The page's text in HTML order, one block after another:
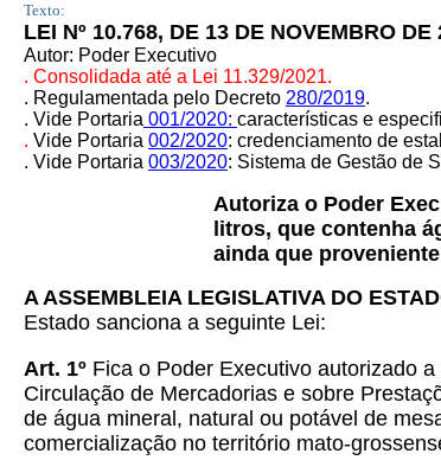
Texto:
LEI Nº 10.768, DE 13 DE NOVEMBRO DE
Autor: Poder Executivo
. Consolidada até a Lei 11.329/2021.
. Regulamentada pelo Decreto 280/2019.
. Vide Portaria 001/2020: características e
. Vide Portaria 002/2020: credenciamento de
. Vide Portaria 003/2020: Sistema de Gestão de
Autoriza o Poder
litros, que contenha
ainda que
A ASSEMBLEIA LEGISLATIVA DO
Estado sanciona a seguinte Lei:
Art. 1º Fica o Poder Executivo autorizado
Circulação de Mercadorias e sobre
de água mineral, natural ou potável de
comercialização no território mato-